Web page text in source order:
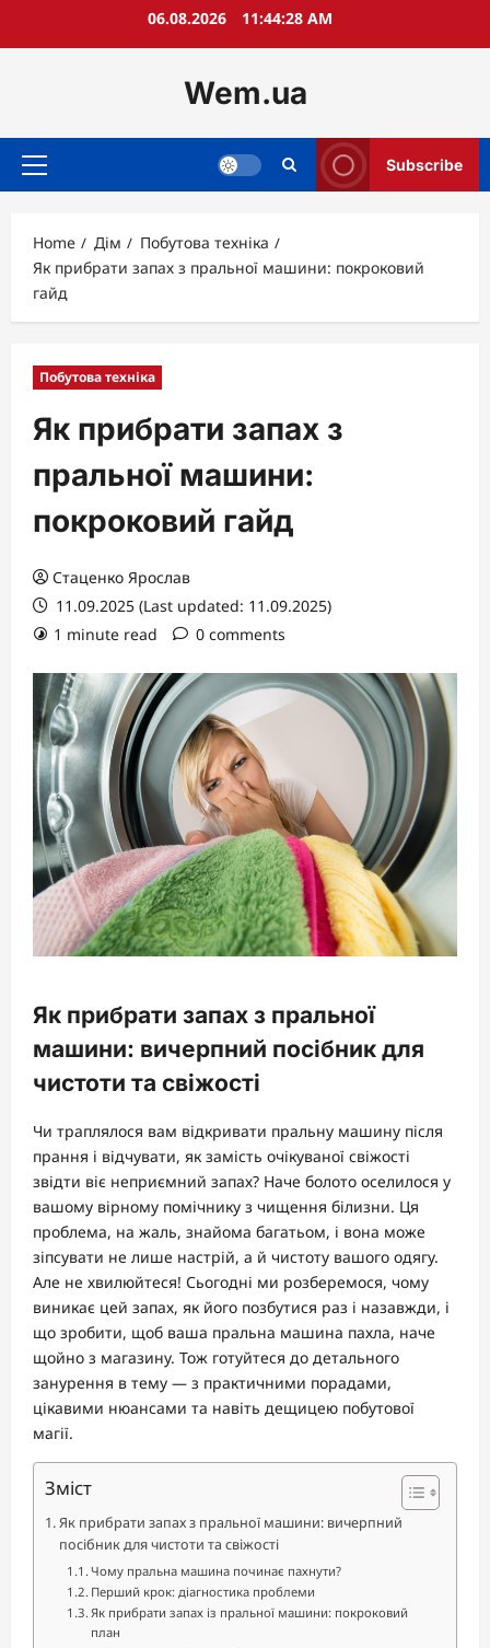
06.08.2026 11:44:30 AM
Wem.ua
Primary
Subscribe
Home Дім
Побутова техніка
Як прибрати запах з пральної машини: покроковий
гайд
Побутова техніка
Як прибрати запах з
пральної машини:
покроковий гайд
Стаценко Ярослав
11.09.2025 (Last updated: 11.09.2025)
1 minute read
0 comments
Як прибрати запах з пральної
машини: вичерпний посібник для
чистоти та свіжості
Чи траплялося вам відкривати пральну машину після
прання і відчувати, як замість очікуваної свіжості
звідти віє неприємний запах? Наче болото оселилося у
вашому вірному помічнику з чищення білизни. Ця
проблема, на жаль, знайома багатьом, і вона може
зіпсувати не лише настрій, а й чистоту вашого одягу.
Але не хвилюйтеся! Сьогодні ми розберемося, чому
виникає цей запах, як його позбутися раз і назавжди, і
що зробити, щоб ваша пральна машина пахла, наче
щойно з магазину. Тож готуйтеся до детального
занурення в тему — з практичними порадами,
цікавими нюансами та навіть дещицею побутової
магії.
Зміст
Як прибрати запах з пральної машини: вичерпний
посібник для чистоти та свіжості
Чому пральна машина починає пахнути?
Перший крок: діагностика проблеми
Як прибрати запах із пральної машини: покроковий
план